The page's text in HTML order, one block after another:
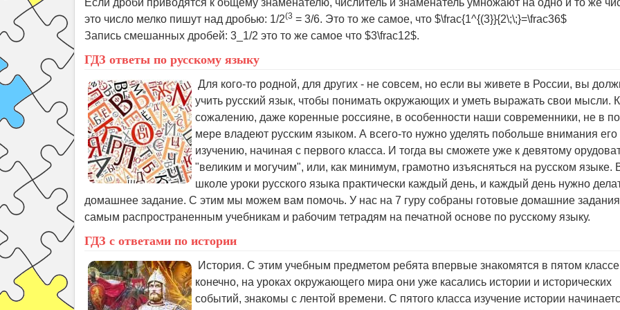
Если дроби приводятся к общему знаменателю, числитель и знаменатель умножают на одно и то же
это число мелко пишут над дробью: 1/2(3 = 3/6. Это то же самое, что $\frac{1^{(3}}{2\;\;}=\frac36$
Запись смешанных дробей: 3_1/2 это то же самое что $3\frac12$.
ГДЗ Математика учебник 5 класс Мерзляк, Полонский, Якир
Ответы к учебнику математики за пятый класс, авторы Мерзляк, Полонский, Якир,
издание (с изменениями). Все задания проверены и ответы одобрены учителем
математики. В решебнике 2 раздела, как и в учебнике: натуральные числа и
числа, каждый из них разделен на главы в соответствии с программой. Довольно
простые задания, просто нужно быть внимательным. Много тем посвящено углам
треугольникам. Повторяем изученное в прошлом году и изучаем новое, в том
десятичные дроби. Домашнее задание так же будет не слишком сложным, но
хочется свериться с правильными ответами, их то мы вам и предлагаем в ГДЗ на 7 гуру. Списывайте
в крайнем случае, ведь самостоятельные и контрольные за вас все равно никто в классе не сделает.
ГДЗ Математика 5 класс дидактические материалы Мерзляк. Контрольные и
ГДЗ ответы по русскому языку
Для кого-то родной, для других - не совсем, но если вы живете в России, вы
учить русский язык, чтобы понимать окружающих и уметь выражать свои мысли. К
сожалению, даже коренные россияне, в особенности наши современники, не в
мере владеют русским языком. А всего-то нужно уделять побольше внимания его
изучению, начиная с первого класса. И тогда вы сможете уже к девятому
"великим и могучим", или, как минимум, грамотно изъясняться на русском языке.
школе уроки русского языка практически каждый день, и каждый день нужно
домашнее задание. С этим мы можем вам помочь. У нас на 7 гуру собраны готовые домашние
самым распространенным учебникам и рабочим тетрадям на печатной основе по русскому языку.
ГДЗ Русский язык учебник 4 класс 1 часть, Климанова, Бабушкина
Готовые домашние задания к первой части учебника "Русский язык" за
класс по программе "Перспектива" авторов Климанова, Бабушкина, 9-е издание,
переработанное, 2019 год.. Новая белая тетрадь с Иваном на Коньке-горбунке на
ГДЗ с ответами по истории
История. С этим учебным предметом ребята впервые знакомятся в пятом
конечно, на уроках окружающего мира они уже касались истории и исторических
событий, знакомы с лентой времени. С пятого класса изучение истории